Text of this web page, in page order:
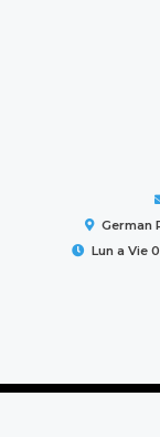
German
Lun a Vie